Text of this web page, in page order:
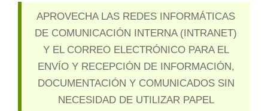
APROVECHA LAS REDES INFORMÁTICAS
DE COMUNICACIÓN INTERNA (INTRANET)
Y EL CORREO ELECTRÓNICO PARA EL
ENVÍO Y RECEPCIÓN DE INFORMACIÓN,
DOCUMENTACIÓN Y COMUNICADOS SIN
NECESIDAD DE UTILIZAR PAPEL